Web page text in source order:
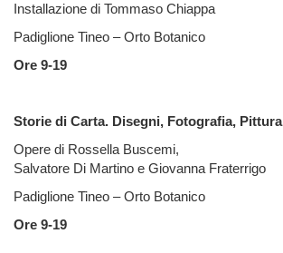
Installazione di Tommaso Chiappa
Padiglione Tineo – Orto Botanico
Ore 9-19
Storie di Carta. Disegni, Fotografia, Pittura
Opere di Rossella Buscemi,
Salvatore Di Martino e Giovanna Fraterrigo
Padiglione Tineo – Orto Botanico
Ore 9-19